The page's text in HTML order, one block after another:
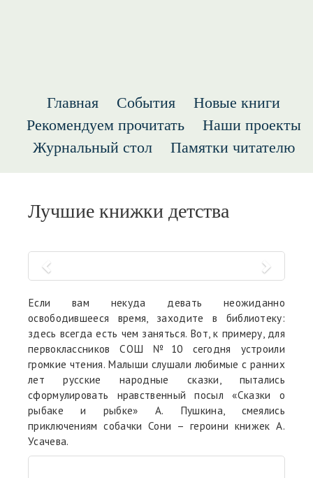
Главная События
Новые книги
Рекомендуем прочитать
Наши проекты
Журнальный стол
Памятки читателю
Лучшие книжки детства
Если вам некуда девать неожиданно
освободившееся время, заходите в библиотеку:
здесь всегда есть чем заняться. Вот, к примеру, для
первоклассников СОШ №10 сегодня устроили
громкие чтения. Малыши слушали любимые с ранних
лет русские народные сказки, пытались
сформулировать нравственный посыл «Сказки о
рыбаке и рыбке» А. Пушкина, смеялись
приключениям собачки Сони – героини книжек А.
Усачева.